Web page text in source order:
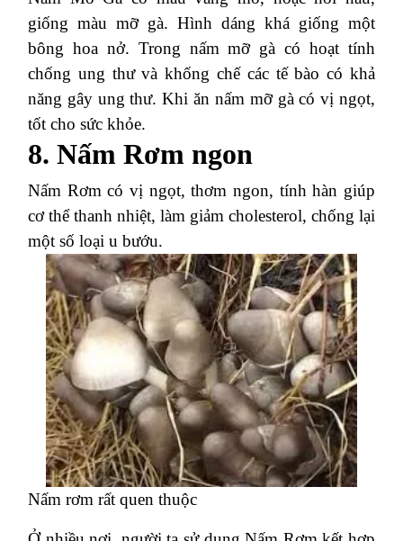
giống màu mỡ gà. Hình dáng khá giống một
bông hoa nở. Trong nấm mỡ gà có hoạt tính
chống ung thư và khống chế các tế bào có khả
năng gây ung thư. Khi ăn nấm mỡ gà có vị ngọt,
tốt cho sức khỏe.
8. Nấm Rơm ngon
Nấm Rơm có vị ngọt, thơm ngon, tính hàn giúp
cơ thể thanh nhiệt, làm giảm cholesterol, chống lại
một số loại u bướu.
Nấm rơm rất quen thuộc